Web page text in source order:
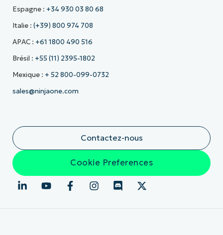
Espagne : +34 930 03 80 68
Italie : (+39) 800 974 708
APAC : +61 1800 490 516
Brésil : +55 (11) 2395-1802
Mexique : + 52 800-099-0732
sales@ninjaone.com
Contactez-nous
Cookie Preferences